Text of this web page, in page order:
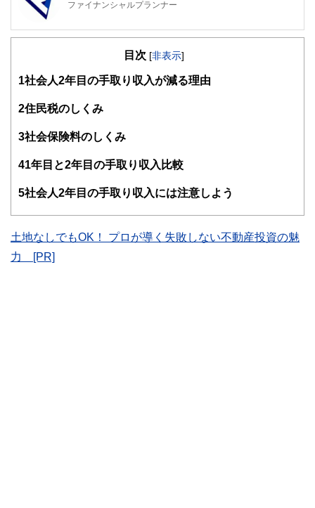
ファイナンシャルプランナー
FinancialField編集部は、金融、経済に関する記事を、日々
知識がない方でも理解できるようわかりやすく発信していま
得者を中心に「お金や暮らし」に関する書籍・雑誌の編集経
験者で構成され、企画立案から記事掲載まですべての工程に
護士、税理士、宅地建物取引士、相続診断士、住宅ローンア
士、行政書士、投資アナリスト、キャリアコンサルタントな
かしく感じられる年金や税金、相続、保険、ローンなどの話
目次 [非表示]
1 社会人2年目の手取り収入が減る理由
2住民税のしくみ
3社会保険料のしくみ
41年目と2年目の手取り収入比較
5社会人2年目の手取り収入には注意しよう
土地なしでもOK！ プロが導く失敗しない不動産投資の魅
力 [PR]